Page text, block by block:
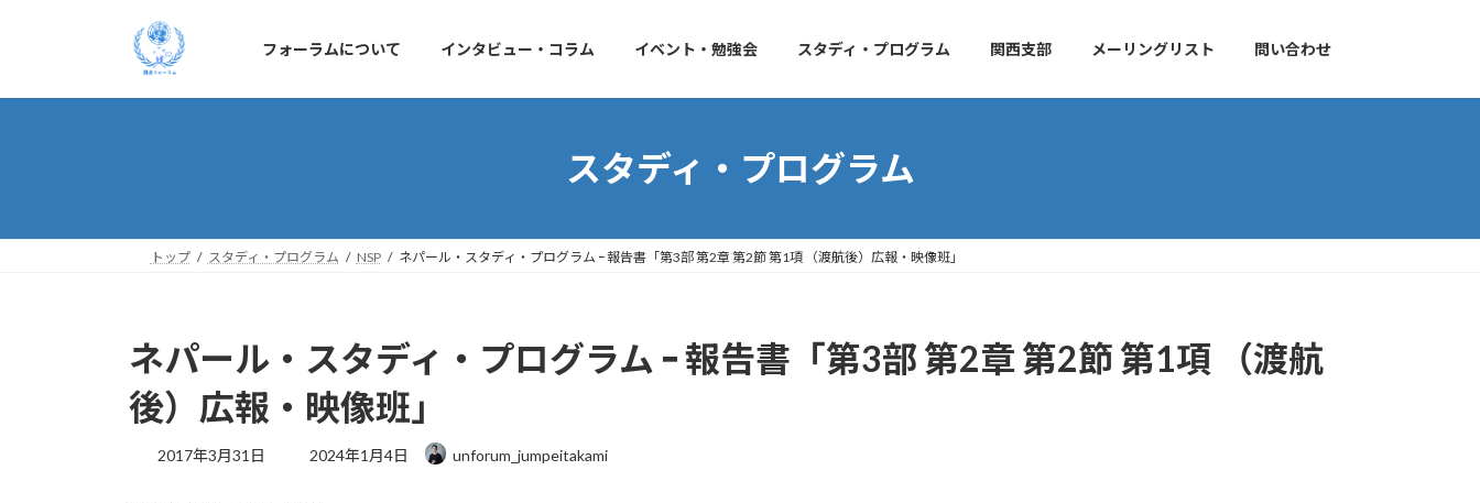
フォーラムについて インタビュー・コラム イベント・勉強会 スタディ・プログラム 関西支部 メーリングリスト 問い合わせ
スタディ・プログラム
トップ スタディ・プログラム NSP ネパール・スタディ・プログラム ｰ 報告書「第3部 第2章 第2節 第1項 （渡航後）広報・映像班」
ネパール・スタディ・プログラム ｰ 報告書「第3部 第2章 第2節 第1項 （渡航
後）広報・映像班」
2017年3月31日
最
2024年1月4日 unforum_jumpeitakami